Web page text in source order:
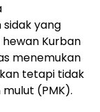
yang
Kurban
menemukan
tetapi tidak
(PMK).